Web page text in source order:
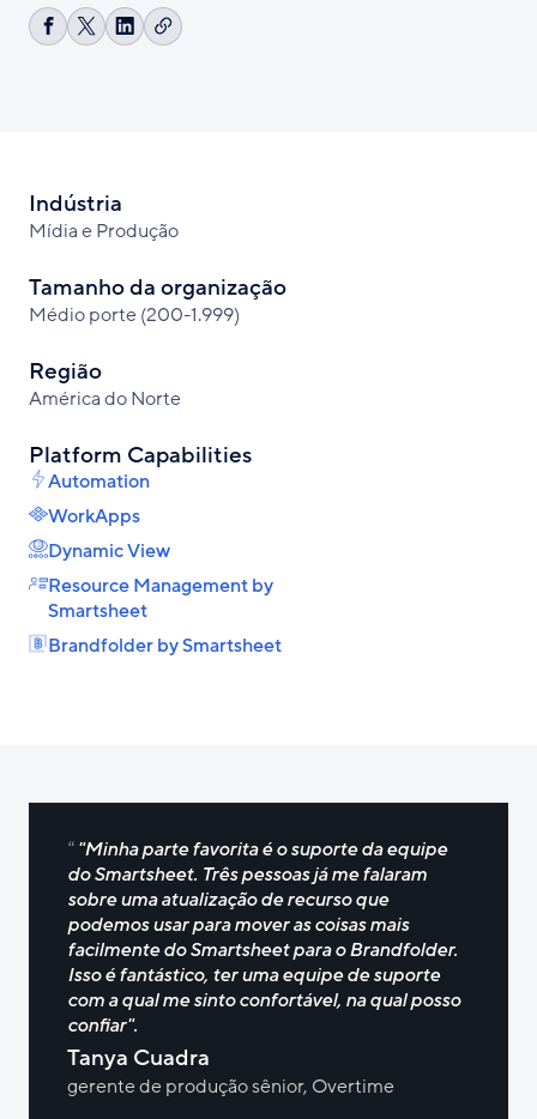
Compartilhar
ShareCompartilhar
Copiar
Indústria
Mídia e Produção
Tamanho da organização
Médio porte (200-1.999)
Região
América do Norte
Platform Capabilities
Automation
WorkApps
Dynamic View
Resource Management by
Smartsheet
Brandfolder by Smartsheet
"Minha parte favorita é o suporte da equipe
do Smartsheet. Três pessoas já me falaram
sobre uma atualização de recurso que
podemos usar para mover as coisas mais
facilmente do Smartsheet para o Brandfolder.
Isso é fantástico, ter uma equipe de suporte
com a qual me sinto confortável, na qual posso
confiar".
Tanya Cuadra
gerente de produção sênior, Overtime